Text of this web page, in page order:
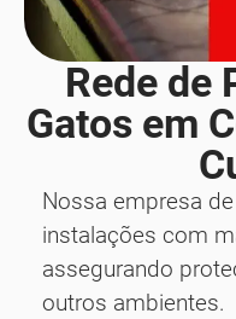
Rede de
Gatos em
Nossa empresa
instalações com
assegurando
outros ambientes.